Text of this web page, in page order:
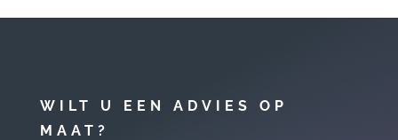
WILT U EEN ADVIES OP
MAAT?